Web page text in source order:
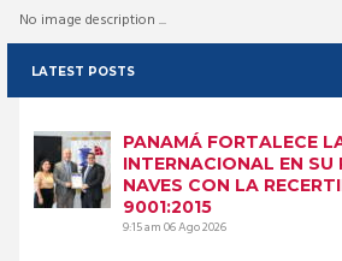
No image description ...
LATEST POSTS
PANAMÁ FORTALECE
INTERNACIONAL EN SU
NAVES CON LA
9001:2015
9:15 am06 Ago 2026